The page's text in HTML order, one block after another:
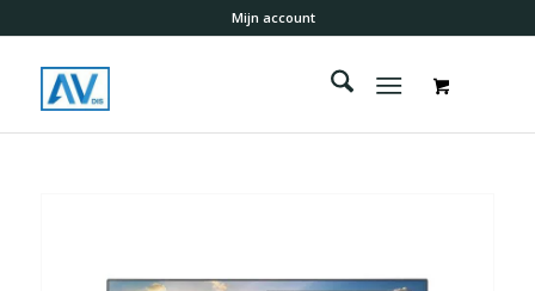
Mijn account